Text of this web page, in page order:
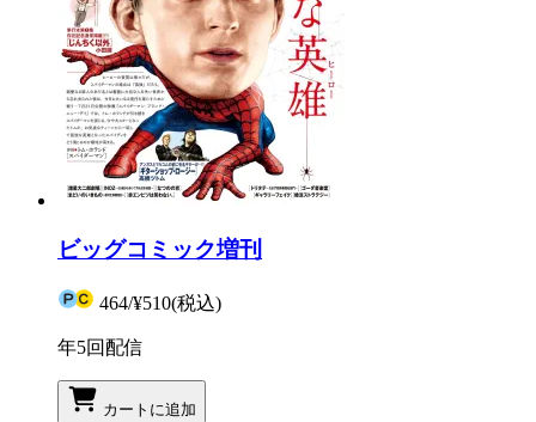
ビッグコミック増刊
464/¥510(税込)
年5回配信
カートに追加